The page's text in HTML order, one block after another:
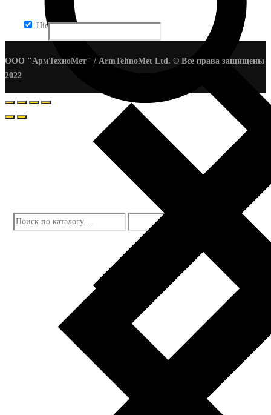
Hidden label
ООО "АрмТехноМет" / ArmTehnoMet Ltd. © Все права защищены
2022